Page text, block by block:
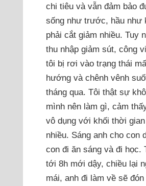
chi tiêu và vẫn đảm bảo
sống như trước, hầu như
phải cắt giảm nhiều. Tuy
thu nhập giảm sút, công
tôi bị rơi vào trạng thái
hướng và chênh vênh
tháng qua. Tôi thật sự
mình nên làm gì, cảm
vô dụng với khối thời
nhiều. Sáng anh cho con
con đi ăn sáng và đi học.
tới 8h mới dậy, chiều lại
mái, anh đi làm về sẽ đón